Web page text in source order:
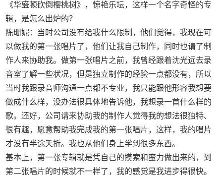
《华盛顿砍倒樱桃树》，惊艳乐坛，这样一个名字奇怪的专
辑，是怎么出炉的？
陈珊妮：当时公司没有给我什么限制，他们觉得，我现在可
以做我的第一张唱片了，他们让我自己制作，同时也请了制
作人来协助我。做第一张唱片之前，我曾经跟着沈光远去录
音室了解一些状况，但是独立制作的经验一点都没有，所以
当时我跟录音师沟通一点都不专业，我只能跟他形容我想要
做成什么样，没办法很具体地告诉他，我想录一首什么样的
歌。还好，公司请来协助我的制作人觉得我的想法很独特、
很有趣，愿意帮助我完成我的第一张唱片，这样，我的唱片
才没有半途夭折。我也从他们身上学到很多东西。
基本上，第一张专辑就是凭自己的摸索和蛮力做出来的，到
第二张唱片的时候就不一样了，我的感觉是我进步得很快。